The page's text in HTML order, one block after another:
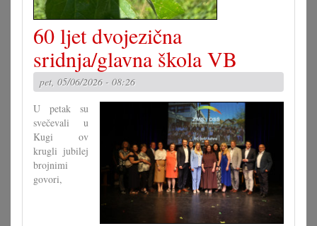
60 ljet dvojezična
sridnja/glavna škola VB
pet, 05/06/2026 - 08:26
U petak su
svečevali u
Kugi ov
krugli jubilej
brojnimi
govori,